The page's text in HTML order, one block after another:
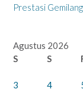
Prestasi Gemilang
Agustus 2026
S
S
3
4